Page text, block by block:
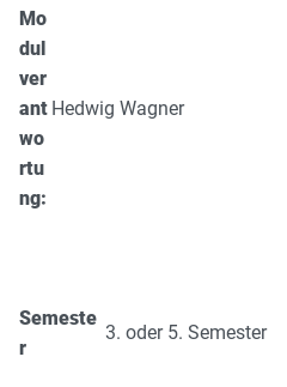
Mo
dul
ver
ant
wo
rtu
ng:
Hedwig Wagner
Semeste
r
3. oder 5. Semester